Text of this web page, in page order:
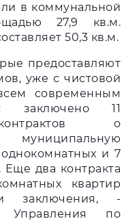
в коммунальной
27,9 кв.м.
50,3 кв.м.
предоставляют
уже с чистовой
современным
заключено 11
о
и 7
Еще два контракта
квартир
заключения, -
Управления по